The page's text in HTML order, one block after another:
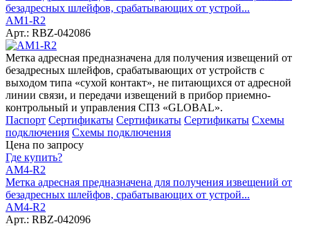
безадресных шлейфов, срабатывающих от устрой...
AM1-R2
Арт.: RBZ-042086
Метка адресная предназначена для получения извещений от
безадресных шлейфов, срабатывающих от устройств с
выходом типа «сухой контакт», не питающихся от адресной
линии связи, и передачи извещений в прибор приемно-
контрольный и управления СПЗ «GLOBAL».
Паспорт Сертификаты Сертификаты Сертификаты Схемы
подключения Схемы подключения
Цена по запросу
Где купить?
AM4-R2
Метка адресная предназначена для получения извещений от
безадресных шлейфов, срабатывающих от устрой...
AM4-R2
Арт.: RBZ-042096